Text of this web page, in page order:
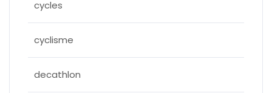
cycles
cyclisme
decathlon